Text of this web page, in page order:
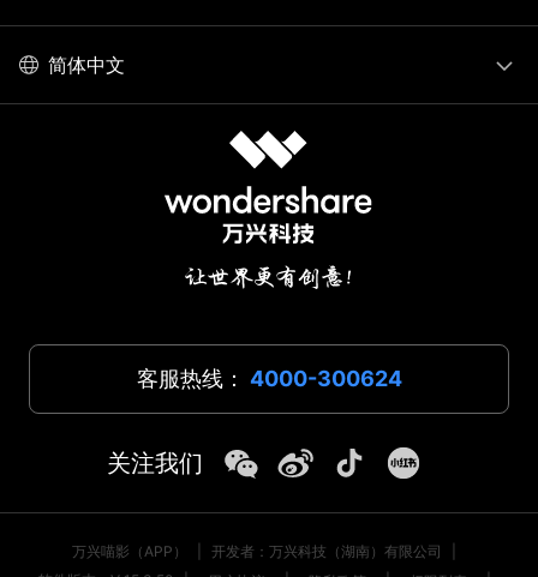
简体中文
客服热线： 4000-300624
关注我们
万兴喵影（APP） 开发者：万兴科技（湖南）有限公司